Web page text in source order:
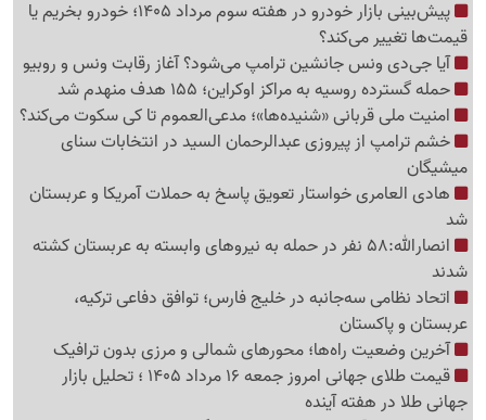
پیش‌بینی بازار خودرو در هفته سوم مرداد 1405؛ خودرو بخریم یا
قیمت‌ها تغییر می‌کند؟
آیا جی‌دی ونس جانشین ترامپ می‌شود؟ آغاز رقابت ونس و روبیو
حمله گسترده روسیه به مراکز اوکراین؛ 155 هدف منهدم شد
امنیت ملی قربانی «شنیده‌ها»؛ مدعی‌العموم تا کی سکوت می‌کند؟
خشم ترامپ از پیروزی عبدالرحمان السید در انتخابات سنای
میشیگان
هادی العامری خواستار تعویق پاسخ به حملات آمریکا و عربستان
شد
انصارالله:58 نفر در حمله به نیروهای وابسته به عربستان کشته
شدند
اتحاد نظامی سه‌جانبه در خلیج فارس؛ توافق دفاعی ترکیه،
عربستان و پاکستان
آخرین وضعیت راه‌ها؛ محورهای شمالی و مرزی بدون ترافیک
قیمت طلای جهانی امروز جمعه 16 مرداد 1405 ؛ تحلیل بازار
جهانی طلا در هفته آینده